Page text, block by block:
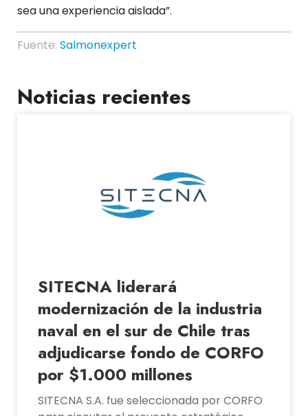
sea una experiencia aislada”.
Fuente: Salmonexpert
Noticias recientes
SITECNA liderará
modernización de la industria
naval en el sur de Chile tras
adjudicarse fondo de CORFO
por $1.000 millones
SITECNA S.A. fue seleccionada por CORFO